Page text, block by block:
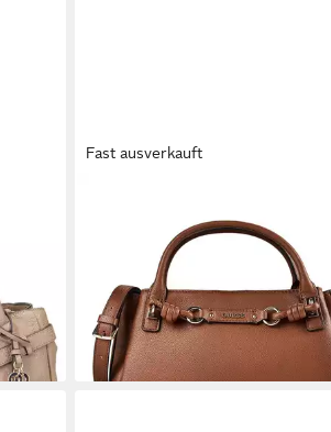
Fast ausverkauft
Henkeltasche Camelia, Polyurethan
ab 106,21 € UVP 135,00 €
lieferbar - in 2-3 Werktagen bei dir